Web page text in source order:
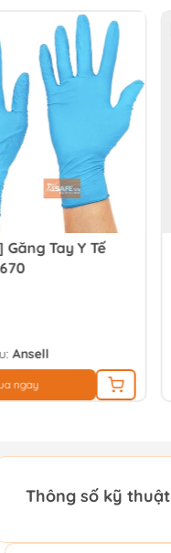
Tay Y Tế
Ansell
ngay
Thông số kỹ thuật